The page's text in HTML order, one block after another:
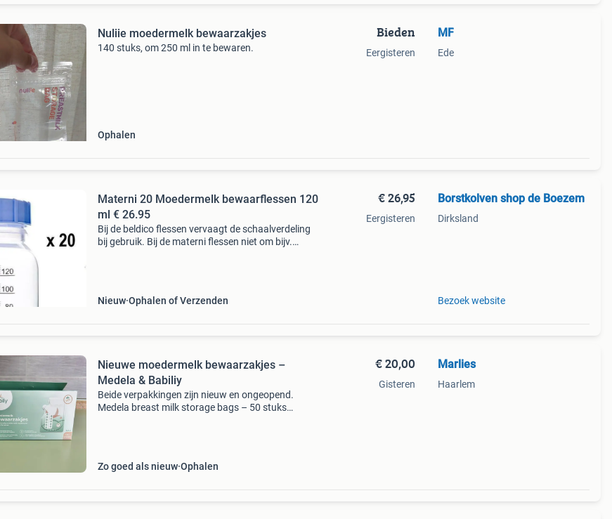
Nuliie moedermelk bewaarzakjes
140 stuks, om 250 ml in te bewaren.
Ophalen
Bieden
Eergisteren
MF
Ede
Materni 20 Moedermelk bewaarflessen 120
ml € 26.95
Bij de beldico flessen vervaagt de schaalverdeling
bij gebruik. Bij de materni flessen niet om bijv.
Nieuw Ophalen of Verzenden
€ 26,95
Eergisteren
Borstkolven shop de Boezem
Dirksland
Bezoek website
Nieuwe moedermelk bewaarzakjes –
Medela & Babiliy
Beide verpakkingen zijn nieuw en ongeopend.
Medela breast milk storage bags – 50 stuks
Zo goed als nieuw Ophalen
€ 20,00
Gisteren
Marlies
Haarlem